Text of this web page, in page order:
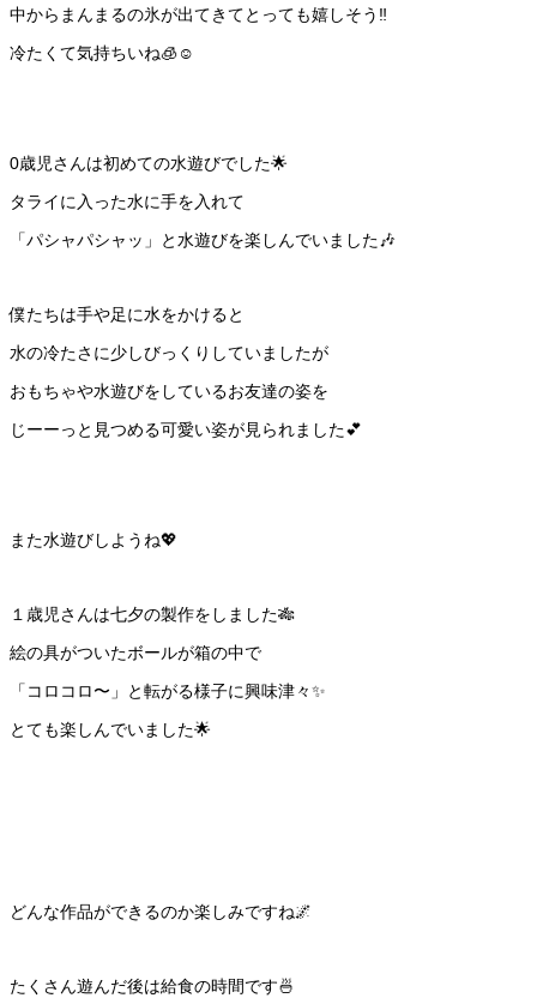
中からまんまるの氷が出てきてとっても嬉しそう‼️
冷たくて気持ちいね🧊☺️
0歳児さんは初めての水遊びでした🌟
タライに入った水に手を入れて
「パシャパシャッ」と水遊びを楽しんでいました🎶
僕たちは手や足に水をかけると
水の冷たさに少しびっくりしていましたが
おもちゃや水遊びをしているお友達の姿を
じーーっと見つめる可愛い姿が見られました💕
また水遊びしようね💖
１歳児さんは七夕の製作をしました🎋
絵の具がついたボールが箱の中で
「コロコロ〜」と転がる様子に興味津々✨
とても楽しんでいました🌟
どんな作品ができるのか楽しみですね🌌
たくさん遊んだ後は給食の時間です🍜